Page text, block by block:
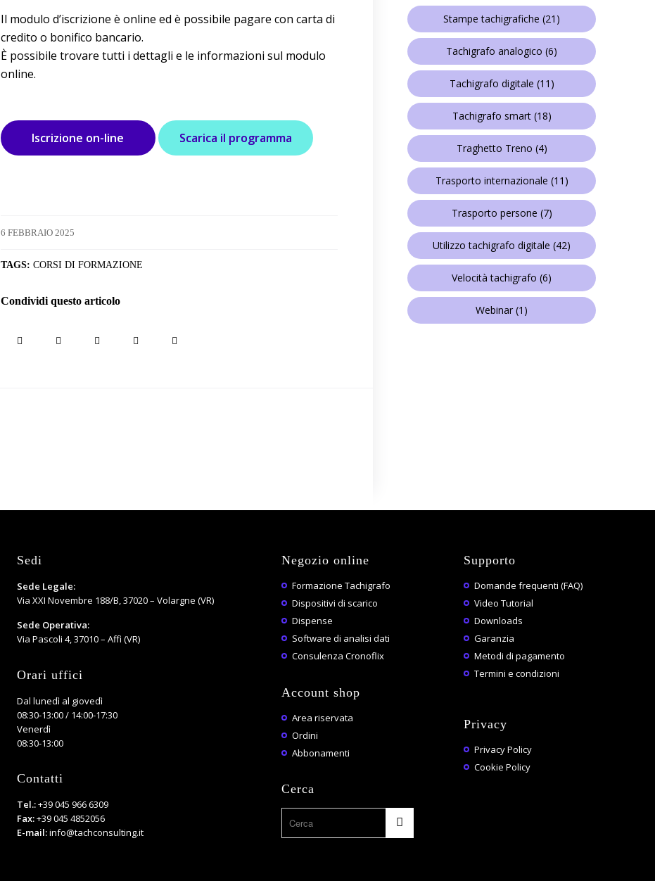
Il modulo d’iscrizione è online ed è possibile pagare con carta di
credito o bonifico bancario.
È possibile trovare tutti i dettagli e le informazioni sul modulo
online.
Iscrizione on-line Scarica il programma
6 FEBBRAIO 2025
TAGS: CORSI DI FORMAZIONE
Condividi questo articolo
Stampe tachigrafiche (21)
Tachigrafo analogico (6)
Tachigrafo digitale (11)
Tachigrafo smart(18)
Traghetto Treno (4)
Trasporto internazionale (11)
Trasporto persone (7)
Utilizzo tachigrafo digitale (42)
Velocità tachigrafo (6)
Webinar (1)
Sedi
Sede Legale:
Via XXI Novembre 188/B, 37020 – Volargne (VR)
Sede Operativa:
Via Pascoli 4, 37010 – Affi (VR)
Orari uffici
Dal lunedì al giovedì
08:30-13:00 / 14:00-17:30
Venerdì
08:30-13:00
Contatti
Tel.:+39 045 966 6309
Fax:+39 045 4852056
E-mail:info@tachconsulting.it
Negozio online
Formazione Tachigrafo
Dispositivi di scarico
Dispense
Software di analisi dati
Consulenza Cronoflix
Account shop
Area riservata
Ordini
Abbonamenti
Cerca
Supporto
Domande frequenti (FAQ)
Video Tutorial
Downloads
Garanzia
Metodi di pagamento
Termini e condizioni
Privacy
Privacy Policy
Cookie Policy